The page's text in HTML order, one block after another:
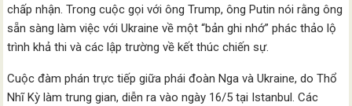
chấp nhận. Trong cuộc gọi với ông Trump, ông Putin nói rằng ông
sẵn sàng làm việc với Ukraine về một “bản ghi nhớ” phác thảo lộ
trình khả thi và các lập trường về kết thúc chiến sự.
Cuộc đàm phán trực tiếp giữa phái đoàn Nga và Ukraine, do Thổ
Nhĩ Kỳ làm trung gian, diễn ra vào ngày 16/5 tại Istanbul. Các